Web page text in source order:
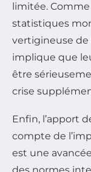
limitée.
statistiques
vertigineuse de
implique que
être
crise
Enfin, l’apport
compte de
est une